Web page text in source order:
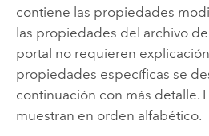
contiene las propiedades
las propiedades del archivo
portal no requieren
propiedades específicas se
continuación con más detalle.
muestran en orden alfabético.